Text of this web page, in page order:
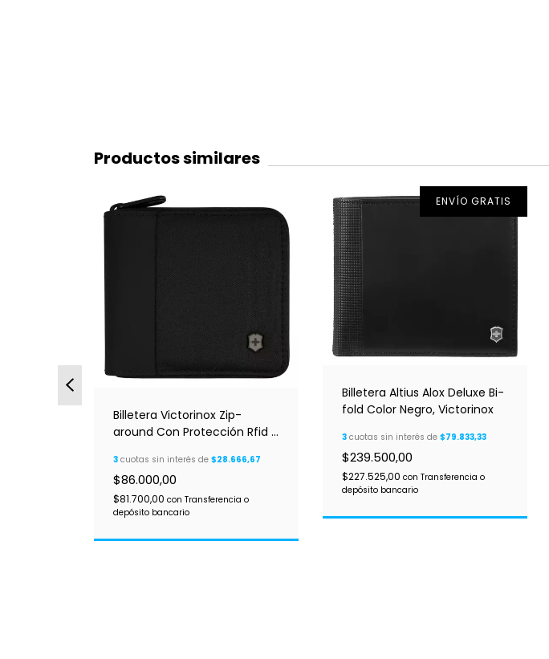
Productos similares
Billetera Victorinox Zip-
around Con Protección Rfid Y
3 cuotas sin interés de $28.666,67
$86.000,00
$81.700,00 con Transferencia o
depósito bancario
ENVÍO GRATIS
Billetera Altius Alox Deluxe Bi-
fold Color Negro, Victorinox
3 cuotas sin interés de $79.833,33
$239.500,00
$227.525,00 con Transferencia o
depósito bancario